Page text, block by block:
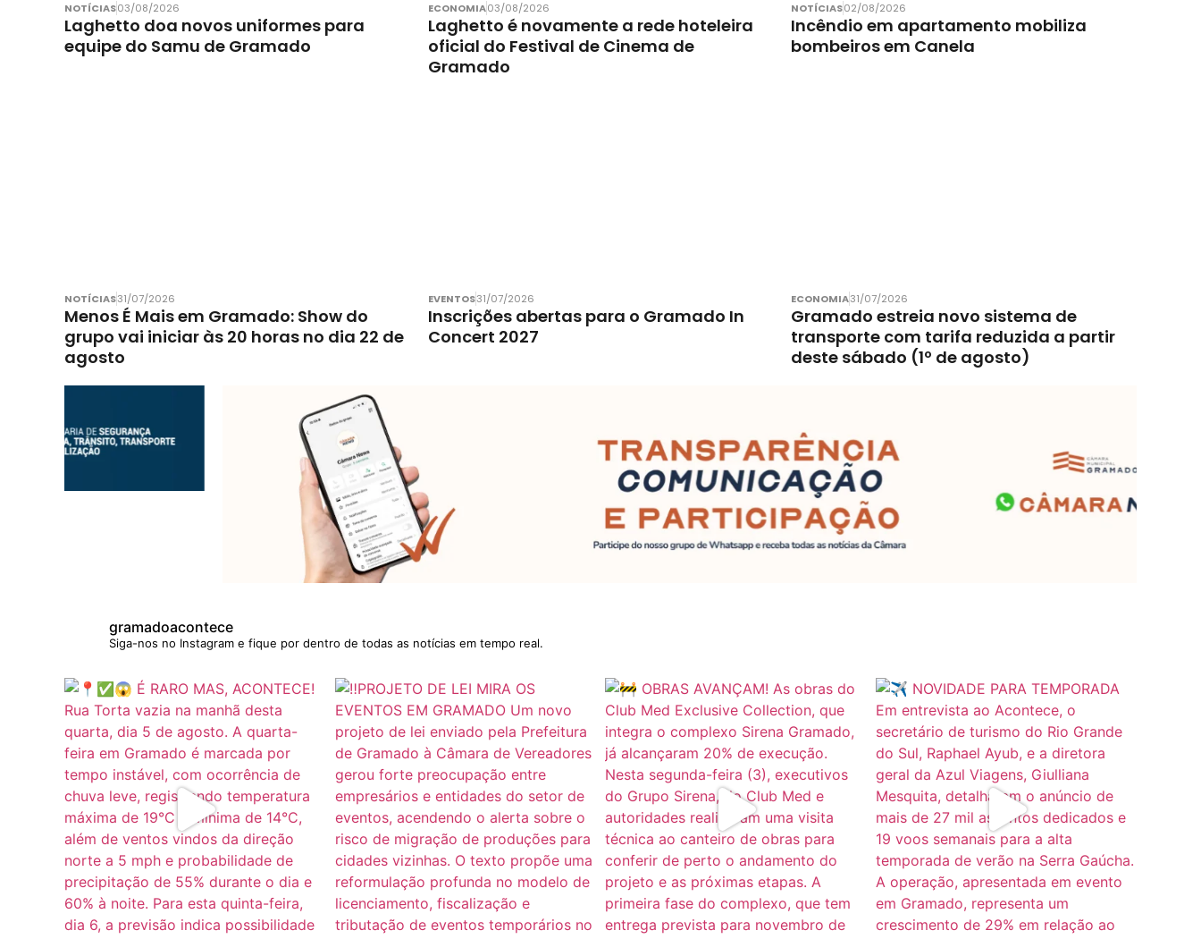
NOTÍCIAS03/08/2026
Laghetto doa novos uniformes para
equipe do Samu de Gramado
ECONOMIA03/08/2026
Laghetto é novamente a rede hoteleira
oficial do Festival de Cinema de
Gramado
NOTÍCIAS02/08/2026
Incêndio em apartamento mobiliza
bombeiros em Canela
NOTÍCIAS31/07/2026
Menos É Mais em Gramado: Show do
grupo vai iniciar às 20 horas no dia 22 de
agosto
EVENTOS31/07/2026
Inscrições abertas para o Gramado In
Concert 2027
ECONOMIA31/07/2026
Gramado estreia novo sistema de
transporte com tarifa reduzida a partir
deste sábado (1º de agosto)
gramadoacontece
Siga-nos no Instagram e fique por dentro de todas as notícias em tempo real.